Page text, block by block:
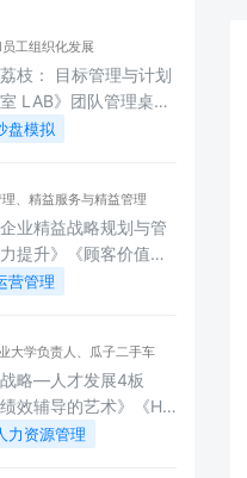
工组织化发展
枝： 目标管理与计划
LAB》团队管理桌游
剧本杀《葫芦兄弟》
职场》剧本杀《创新
MTP 中高层管理技
心态提升职业幸福》
在管理中的应用》《提
念做中层》《金牌面
人才体系建设》《主
用与落地》《从专业
实战训练》 |
的应用》《劳动合同
盘模拟
、精益服务与精益管理
业精益战略规划与管
提升》《顾客价值与
构设计与岗位职责》
《精益生产与现场改
制造》《制造业自动
型》《组织文化建
队与领导力提升》
营管理
大学负责人、瓜子二手车
展负责人
略—人才发展4板
效辅导的艺术》《HR
匙》 《职海引航—员
力资源管理